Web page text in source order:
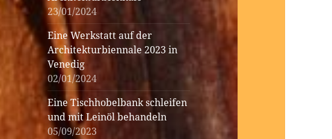
23/01/2024
Eine Werkstatt auf der
Architekturbiennale 2023 in
Venedig
02/01/2024
Eine Tischhobelbank schleifen
und mit Leinöl behandeln
05/09/2023